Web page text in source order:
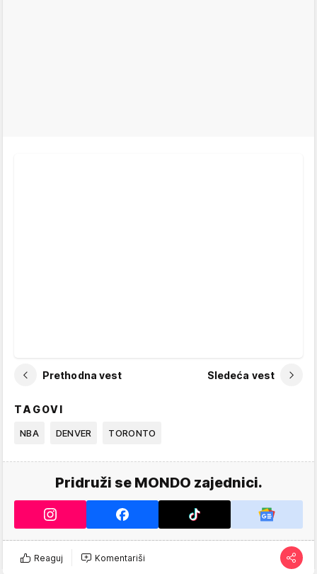
Prethodna vest Sledeća vest
TAGOVI
NBA DENVER TORONTO
Pridruži se MONDO zajednici.
Reaguj Komentariši